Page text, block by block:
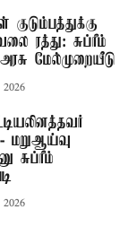
குடும்பத்துக்கு
ரத்து: சுப்ரீம்
மேல்முறையீடு
மறுஆய்வு
சுப்ரீம்